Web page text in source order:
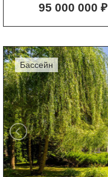
95 000 000 ₽
бассейн